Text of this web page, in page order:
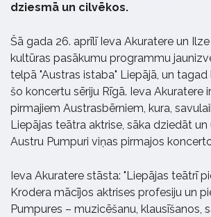
dziesmā un cilvēkos.
Šā gada 26. aprīlī Ieva Akuratere un
kultūras pasākumu programmu
telpā "Austras istaba" Liepājā, un tagad
šo koncertu sēriju Rīgā. Ieva Akuratere
pirmajiem Austrasbērniem, kura,
Liepājas teātra aktrise, sāka dziedāt
Austru Pumpuri viņas pirmajos
Ieva Akuratere stāsta: "Liepājas teātrī
Krodera mācījos aktrises profesiju un
Pumpures – muzicēšanu, klausīšanos,